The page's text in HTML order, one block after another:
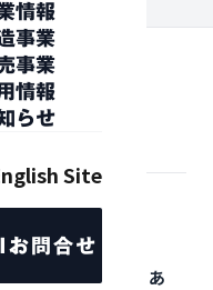
情報
事業
事業
情報
らせ
Site
お問合せ
展ご来場いただきあ